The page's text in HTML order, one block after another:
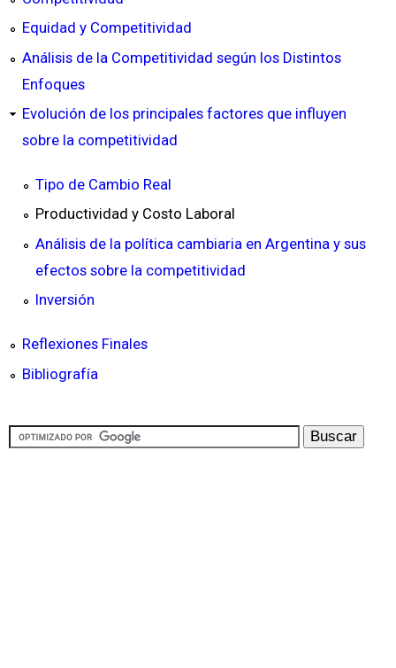
Equidad y Competitividad
Análisis de la Competitividad según los Distintos
Enfoques
Evolución de los principales factores que influyen
sobre la competitividad
Tipo de Cambio Real
Productividad y Costo Laboral
Análisis de la política cambiaria en Argentina y sus
efectos sobre la competitividad
Inversión
Reflexiones Finales
Bibliografía